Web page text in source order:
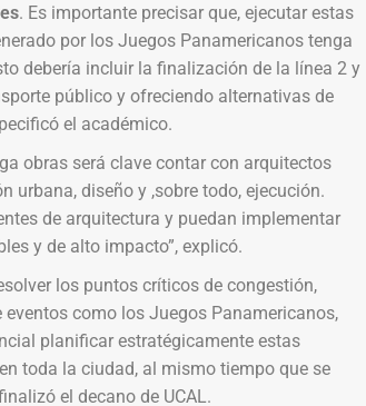
. Es importante precisar que, ejecutar estas
por los Juegos Panamericanos tenga
debería incluir la finalización de la línea 2 y
público y ofreciendo alternativas de
el académico.
obras será clave contar con arquitectos
urbana, diseño y ,sobre todo, ejecución.
de arquitectura y puedan implementar
y de alto impacto”, explicó.
los puntos críticos de congestión,
como los Juegos Panamericanos,
planificar estratégicamente estas
toda la ciudad, al mismo tiempo que se
el decano de UCAL.